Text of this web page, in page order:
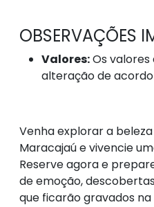
OBSERVAÇÕES
Valores:Os valores
alteração de
Venha explorar a
Maracajaú e vivencie
Reserve agora e
de emoção,
que ficarão gravados